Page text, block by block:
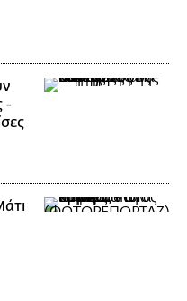
-